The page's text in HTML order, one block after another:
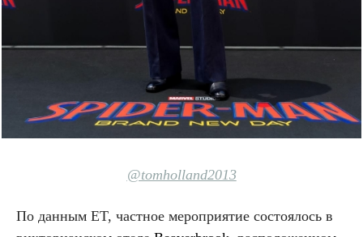
@tomholland2013
По данным ET, частное мероприятие состоялось в